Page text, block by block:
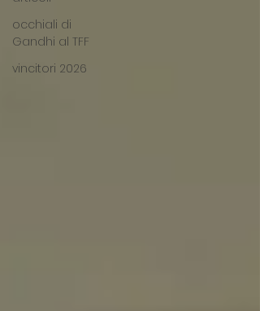
occhiali di
Gandhi al TFF
vincitori 2026